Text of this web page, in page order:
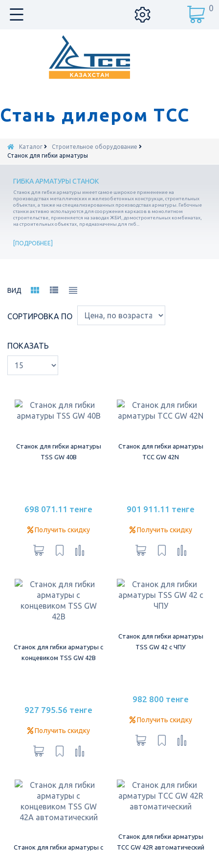
Стань дилером ТСС
0
Каталог
Строительное оборудование
Станок для гибки арматуры
ГИБКА АРМАТУРЫ СТАНОК
Станок для гибки арматуры имеет самое широкое применение на
производствах металлических и железобетонных конструкци, строительных
объектах, а также на специализированных производствах арматуры. Гибочные
станки активно используются для сооружения каркасов в монолитном
строительстве, применяется на заводах ЖБИ, домостроительных комбинатах,
на строительных объектах, предназначены для гиб...
ПОДРОБНЕЕ
ВИД
СОРТИРОВКА ПО
ПОКАЗАТЬ
Станок для гибки арматуры
TSS GW 40B
698 071.11 тенге
Получить скидку
Станок для гибки арматуры
ТСС GW 42N
901 911.11 тенге
Получить скидку
Станок для гибки арматуры с
концевиком TSS GW 42В
927 795.56 тенге
Получить скидку
Станок для гибки арматуры
TSS GW 42 c ЧПУ
982 800 тенге
Получить скидку
Станок для гибки арматуры с
Станок для гибки арматуры
ТСС GW 42R автоматический